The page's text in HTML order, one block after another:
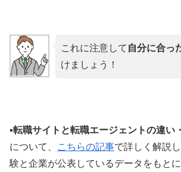
これに注意して 自分に合っ
けましょう！
▪️転職サイトと転職エージェントの違い
について、
こちらの記事で詳しく解説
験と企業が公表しているデータをもとに